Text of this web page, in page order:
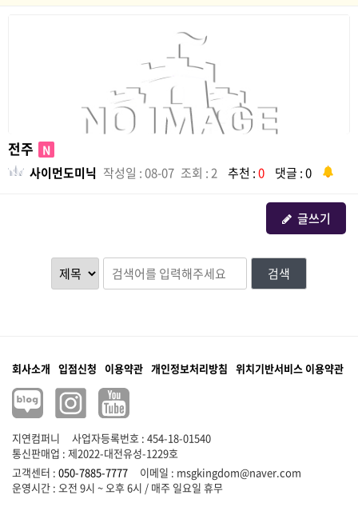
전주 N
사이먼도미닉 작성일 : 08-07 조회 : 2 추천 :0 댓글 : 0
글쓰기
검색
회사소개 입점신청 이용약관 개인정보처리방침 위치기반서비스 이용약관
지연컴퍼니
사업자등록번호 : 454-18-01540
통신판매업 : 제2022-대전유성-1229호
고객센터 : 050-7885-7777 이메일 : msgkingdom@naver.com